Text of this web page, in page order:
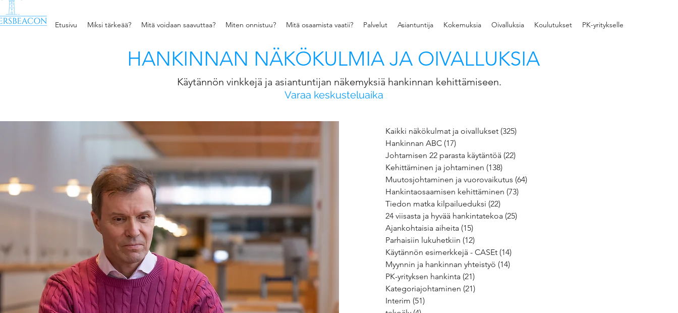
Etusivu Miksi tärkeää? Mitä voidaan saavuttaa? Miten onnistuu? Mitä osaamista vaatii? Palvelut Asiantuntija Kokemuksia Oivalluksia Koulutukset PK-yritykselle
HANKINNAN NÄKÖKULMIA JA OIVALLUKSIA
Käytännön vinkkejä ja asiantuntijan näkemyksiä hankinnan kehittämiseen.
Varaa keskusteluaika
Kaikki näkökulmat ja oivallukset (325)
Hankinnan ABC (17)
Johtamisen 22 parasta käytäntöä (22)
Kehittäminen ja johtaminen (138)
Muutosjohtaminen ja vuorovaikutus (64)
Hankintaosaamisen kehittäminen (73)
Tiedon matka kilpailueduksi (22)
24 viisasta ja hyvää hankintatekoa (25)
Ajankohtaisia aiheita (15)
Parhaisiin lukuhetkiin (12)
Käytännön esimerkkejä - CASEt (14)
Myynnin ja hankinnan yhteistyö (14)
PK-yrityksen hankinta (21)
Kategoriajohtaminen (21)
Interim (51)